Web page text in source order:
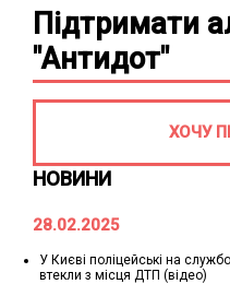
НОВИНИ
28.02.2025
У Києві поліцейські на
втекли з місця ДТП (відео)
Підтримати
"Антидот"
ХОЧУ